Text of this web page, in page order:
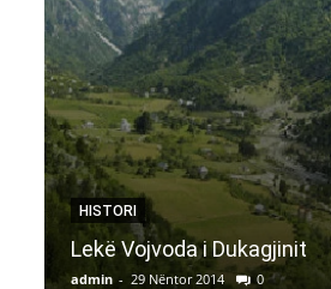
HISTORI
Lekë Vojvoda i Dukagjinit
admin - 29 Nëntor 2014 0